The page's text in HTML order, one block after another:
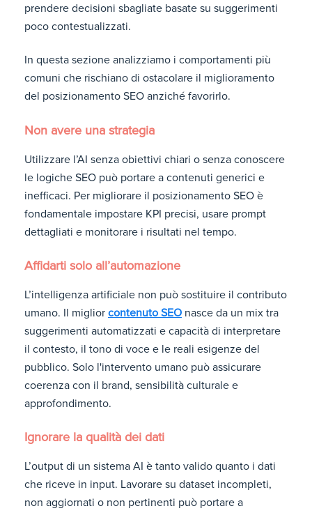
prendere decisioni sbagliate basate su suggerimenti
poco contestualizzati.
In questa sezione analizziamo i comportamenti più
comuni che rischiano di ostacolare il miglioramento
del posizionamento SEO anziché favorirlo.
Non avere una strategia
Utilizzare l’AI senza obiettivi chiari o senza conoscere
le logiche SEO può portare a contenuti generici e
inefficaci. Per migliorare il posizionamento SEO è
fondamentale impostare KPI precisi, usare prompt
dettagliati e monitorare i risultati nel tempo.
Affidarti solo all’automazione
L’intelligenza artificiale non può sostituire il contributo
umano. Il miglior contenuto SEO nasce da un mix tra
suggerimenti automatizzati e capacità di interpretare
il contesto, il tono di voce e le reali esigenze del
pubblico. Solo l'intervento umano può assicurare
coerenza con il brand, sensibilità culturale e
approfondimento.
Ignorare la qualità dei dati
L’output di un sistema AI è tanto valido quanto i dati
che riceve in input. Lavorare su dataset incompleti,
non aggiornati o non pertinenti può portare a